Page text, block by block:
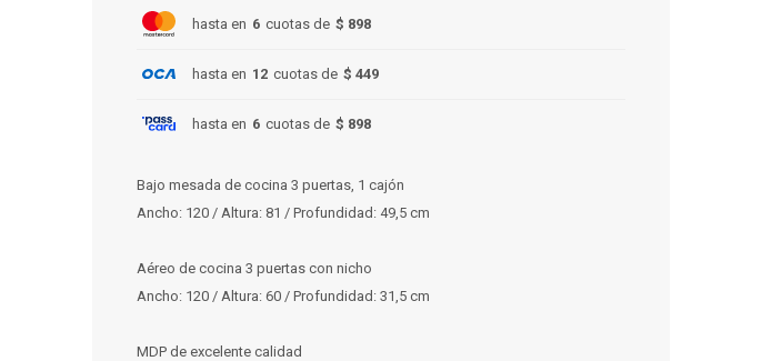
hasta en 6 cuotas de $ 898
hasta en 12 cuotas de $ 449
hasta en 6 cuotas de $ 898
Bajo mesada de cocina 3 puertas, 1 cajón
Ancho: 120 / Altura: 81 / Profundidad: 49,5 cm
Aéreo de cocina 3 puertas con nicho
Ancho: 120 / Altura: 60 / Profundidad: 31,5 cm
MDP de excelente calidad